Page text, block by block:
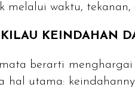
melalui waktu,
KEINDAHAN
berarti
utama: